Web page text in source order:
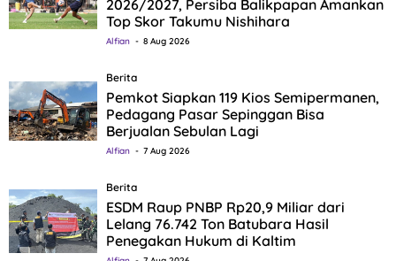
2026/2027, Persiba Balikpapan Amankan
Top Skor Takumu Nishihara
Alfian 8 Aug 2026
Berita
Pemkot Siapkan 119 Kios Semipermanen,
Pedagang Pasar Sepinggan Bisa
Berjualan Sebulan Lagi
Alfian 7 Aug 2026
Berita
ESDM Raup PNBP Rp20,9 Miliar dari
Lelang 76.742 Ton Batubara Hasil
Penegakan Hukum di Kaltim